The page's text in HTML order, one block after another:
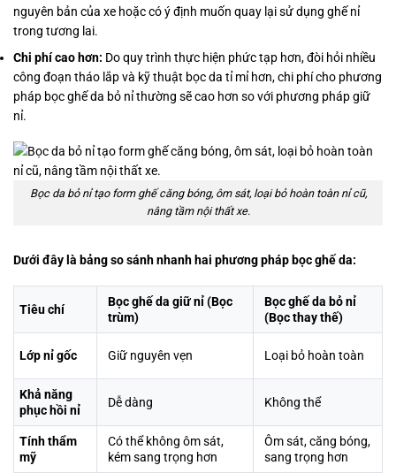
nguyên bản của xe hoặc có ý định muốn quay lại sử dụng ghế nỉ
trong tương lai.
Chi phí cao hơn: Do quy trình thực hiện phức tạp hơn, đòi hỏi nhiều
công đoạn tháo lắp và kỹ thuật bọc da tỉ mỉ hơn, chi phí cho phương
pháp bọc ghế da bỏ nỉ thường sẽ cao hơn so với phương pháp giữ
nỉ.
Bọc da bỏ nỉ tạo form ghế căng bóng, ôm sát, loại bỏ hoàn toàn nỉ cũ,
nâng tầm nội thất xe.
Dưới đây là bảng so sánh nhanh hai phương pháp bọc ghế da:
Tiêu chí
Bọc ghế da giữ nỉ (Bọc
trùm)
Bọc ghế da bỏ nỉ
(Bọc thay thế)
Lớp nỉ gốc Giữ nguyên vẹn Loại bỏ hoàn toàn
Khả năng
phục hồi nỉ
Dễ dàng Không thể
Tính thẩm
mỹ
Có thể không ôm sát,
kém sang trọng hơn
Ôm sát, căng bóng,
sang trọng hơn